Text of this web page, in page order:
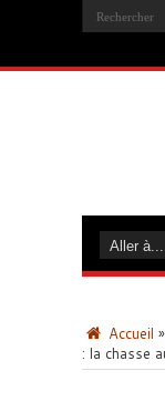
Accueil »
: la chasse